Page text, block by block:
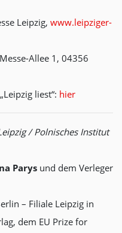
Leipzig, www.leipziger-
Allee 1, 04356
liest“: hier
/ Polnisches Institut
Parys und dem Verleger
– Filiale Leipzig in
dem EU Prize for